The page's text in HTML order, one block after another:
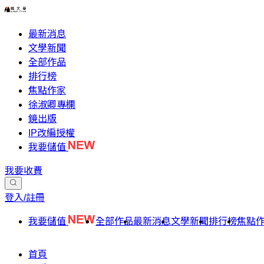
最新消息
文學新聞
全部作品
排行榜
焦點作家
徐淑卿專欄
鏡出版
IP改編授權
我要儲值
我要收費
登入/註冊
我要儲值 全部作品最新消息文學新聞排行榜焦點
首頁